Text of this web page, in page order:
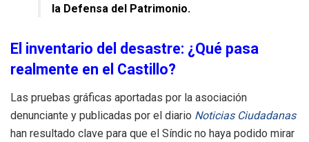
la Defensa del Patrimonio.
El inventario del desastre: ¿Qué pasa
realmente en el Castillo?
Las pruebas gráficas aportadas por la asociación
denunciante y publicadas por el diario Noticias Ciudadanas
han resultado clave para que el Síndic no haya podido mirar